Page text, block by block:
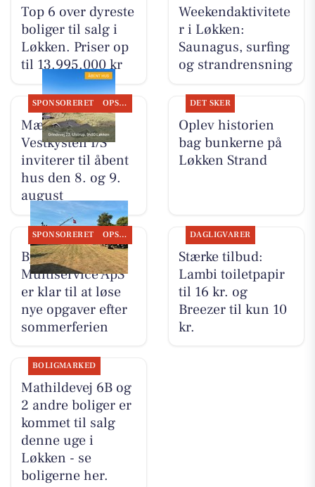
Top 6 over dyreste
boliger til salg i
Løkken. Priser op
til 13.995.000 kr
Weekendaktivitete
r i Løkken:
Saunagus, surfing
og strandrensning
SPONSORERET OPSLAGSTAVLEN
Mæglerhuset
Vestkysten I/S
inviterer til åbent
hus den 8. og 9.
august
DET SKER
Oplev historien
bag bunkerne på
Løkken Strand
SPONSORERET OPSLAGSTAVLEN
Byrdal
Multiservice ApS
er klar til at løse
nye opgaver efter
sommerferien
DAGLIGVARER
Stærke tilbud:
Lambi toiletpapir
til 16 kr. og
Breezer til kun 10
kr.
BOLIGMARKED
Mathildevej 6B og
2 andre boliger er
kommet til salg
denne uge i
Løkken - se
boligerne her.